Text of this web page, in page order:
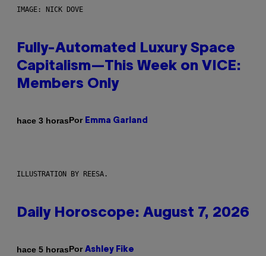
IMAGE: NICK DOVE
Fully-Automated Luxury Space
Capitalism—This Week on VICE:
Members Only
hace 3 horasPor Emma Garland
ILLUSTRATION BY REESA.
Daily Horoscope: August 7, 2026
hace 5 horasPor Ashley Fike